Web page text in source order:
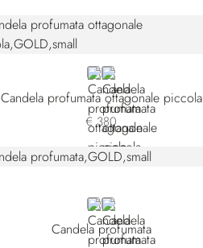
GOLD
GREY
Candela profumata ottagonale piccola
€ 380
GOLD
GREY
Candela profumata